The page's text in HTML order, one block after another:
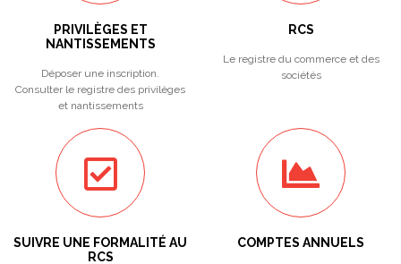
PRIVILÈGES ET
NANTISSEMENTS
Déposer une inscription.
Consulter le registre des privilèges
et nantissements
RCS
Le registre du commerce et des
sociétés
SUIVRE UNE FORMALITÉ AU
RCS
COMPTES ANNUELS